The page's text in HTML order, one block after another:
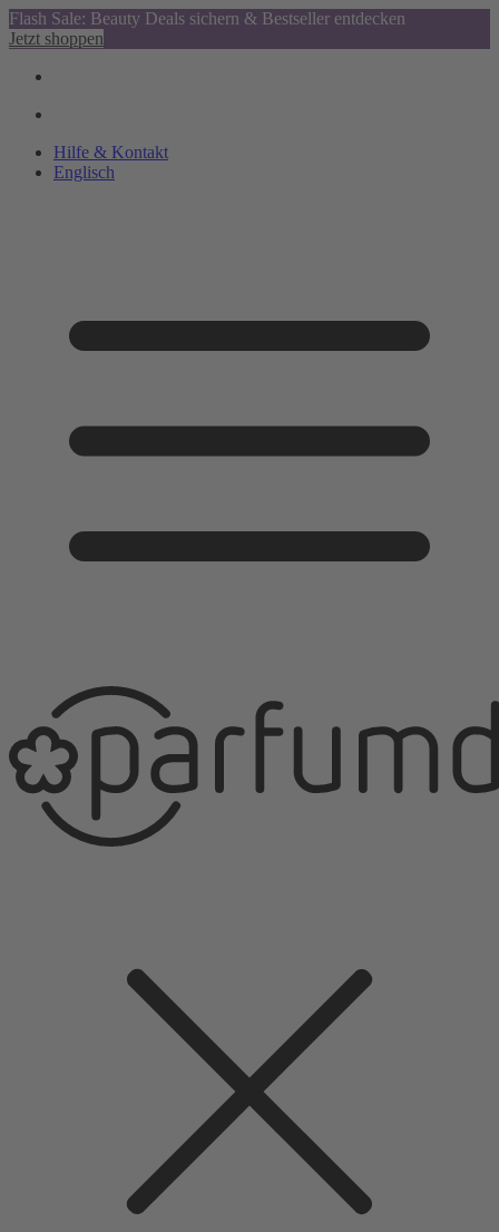
Flash Sale: Beauty Deals sichern & Bestseller entdecken
Jetzt shoppen
Hilfe & Kontakt
Englisch